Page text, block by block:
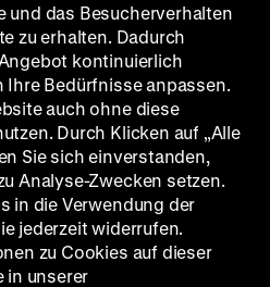
und das Besucherverhalten
zu erhalten. Dadurch
kontinuierlich
Ihre Bedürfnisse anpassen.
auch ohne diese
Durch Klicken auf „Alle
Sie sich einverstanden,
Analyse-Zwecken setzen.
in die Verwendung der
jederzeit widerrufen.
zu Cookies auf dieser
in unserer